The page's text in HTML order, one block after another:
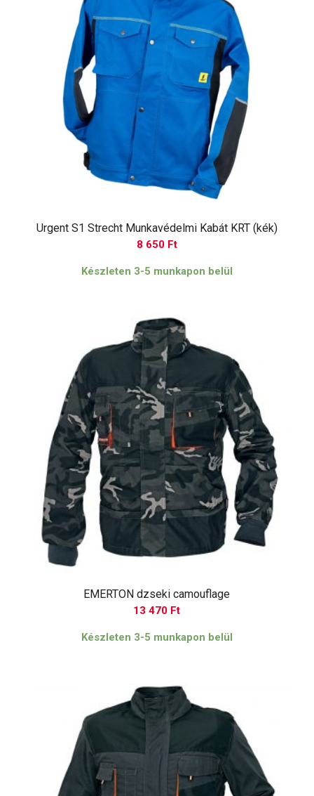
Urgent S1 Strecht Munkavédelmi Kabát KRT (kék)
8 650 Ft
Készleten 3-5 munkapon belül
EMERTON dzseki camouflage
13 470 Ft
Készleten 3-5 munkapon belül